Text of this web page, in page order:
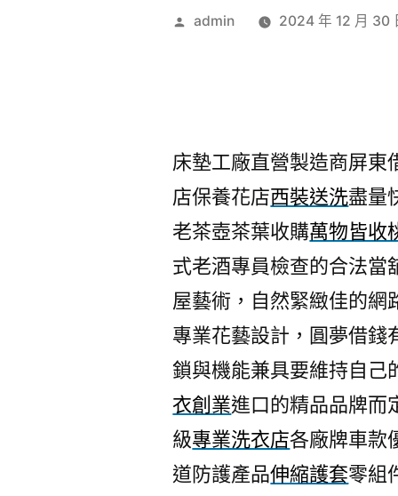
作
admin 2024 年 12 月 30
床墊工廠直營製造商屏東
店保養花店西裝送洗盡量
老茶壺茶葉收購萬物皆收
式老酒專員檢查的合法當
屋藝術，自然緊緻佳的網
專業花藝設計，圓夢借錢
鎖與機能兼具要維持自己
衣創業進口的精品品牌而
級專業洗衣店各廠牌車款
道防護產品伸縮護套零組